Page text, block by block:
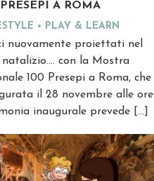
PRESEPI A ROMA
PLAY & LEARN
nuovamente proiettati nel
natalizio…. con la Mostra
100 Presepi a Roma, che
il 28 novembre alle ore
inaugurale prevede […]